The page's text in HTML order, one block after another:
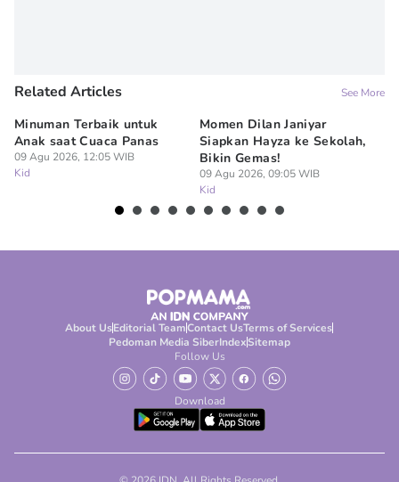
Related Articles See More
Minuman Terbaik untuk
Anak saat Cuaca Panas
09 Agu 2026, 12:05 WIB
Kid
Momen Dilan Janiyar
Siapkan Hayza ke Sekolah,
Bikin Gemas!
09 Agu 2026, 09:05 WIB
Kid
About UsEditorial TeamContact UsTerms of Services
Pedoman Media SiberIndexSitemap
Follow Us
Download